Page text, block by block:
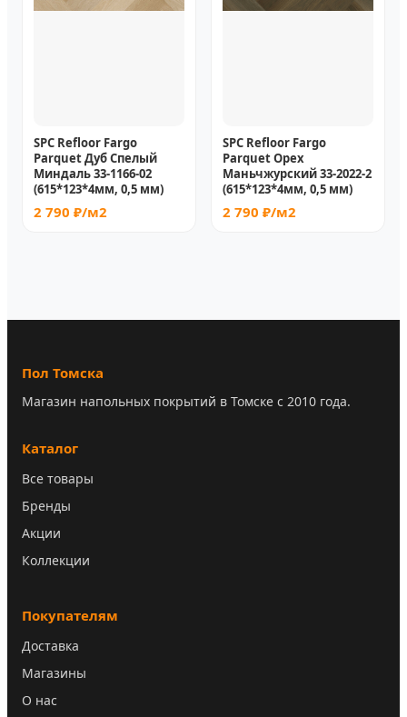
SPC Refloor Fargo
Parquet Дуб Спелый
Миндаль 33-1166-02
(615*123*4мм, 0,5 мм)
2 790 ₽/м2
SPC Refloor Fargo
Parquet Орех
Маньчжурский 33-2022-2
(615*123*4мм, 0,5 мм)
2 790 ₽/м2
Пол Томска
Магазин напольных покрытий в Томске с 2010 года.
Каталог
Все товары
Бренды
Акции
Коллекции
Покупателям
Доставка
Магазины
О нас